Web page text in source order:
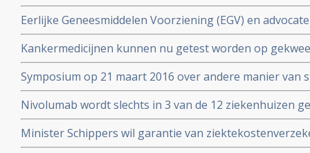
medicijnen zo duur zijn en wie er allemaal aan
Eerlijke Geneesmiddelen Voorziening (EGV) en
zeer dubieuze rol door belangenverstrengeling in
dure medicijnen
Kankermedicijnen kunnen nu getest worden op
welke het beste aanslaat. Zie Hans Clevers met mooie
Symposium op 21 maart 2016 over andere manier van
patienten voor voeding en ziektes: Beyond RCT’s:
strategies in food and health
Nivolumab wordt slechts in 3 van de 12 ziekenhuizen
longkankerpatienten terwijl ze verplicht zijn dit wel te
Minister Schippers wil garantie van
dure medicijnen bij kanker.